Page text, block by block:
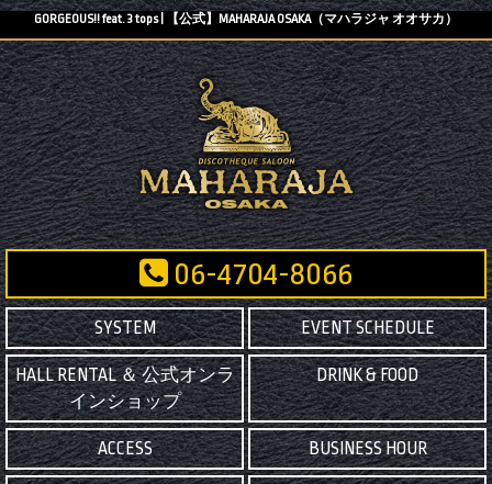
GORGEOUS!! feat. 3 tops | 【公式】MAHARAJA OSAKA（マハラジャ オオサカ）
06-4704-8066
SYSTEM EVENT SCHEDULE
HALL RENTAL ＆ 公式オンラ
インショップ
DRINK & FOOD
ACCESS BUSINESS HOUR